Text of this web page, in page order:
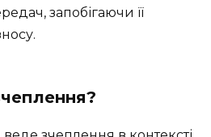
запобігаючи її